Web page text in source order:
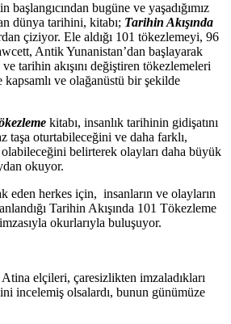
başlangıcından bugüne ve yaşadığımız
dünya tarihini, kitabı; Tarihin Akışında
çiziyor. Ele aldığı 101 tökezlemeyi, 96
Antik Yunanistan’dan başlayarak
tarihin akışını değiştiren tökezlemeleri
kapsamlı ve olağanüstü bir şekilde
kitabı, insanlık tarihinin gidişatını
taşa oturtabileceğini ve daha farklı,
belirterek olayları daha büyük
okuyor.
eden herkes için, insanların ve olayların
Tarihin Akışında 101 Tökezleme
imzasıyla okurlarıyla buluşuyor.
elçileri, çaresizlikten imzaladıkları
incelemiş olsalardı, bunun günümüze